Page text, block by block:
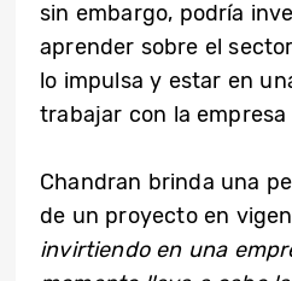
sin embargo, podría
aprender sobre el
lo impulsa y estar en
trabajar con la
Chandran brinda una
de un proyecto en
invirtiendo en una